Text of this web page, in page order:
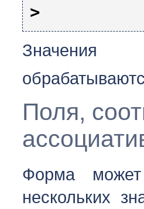
>
Значения
Поля,
Форма
нескольких